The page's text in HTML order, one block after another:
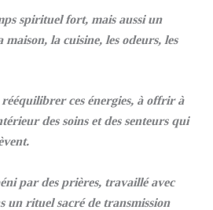
spirituel fort, mais aussi un
la cuisine, les odeurs, les
ces énergies, à offrir à
des soins et des senteurs qui
par des prières, travaillé avec
un rituel sacré de transmission